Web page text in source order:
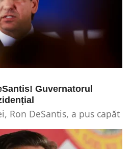
Guvernatorul
Ron DeSantis, a pus capăt
săptămâni,...